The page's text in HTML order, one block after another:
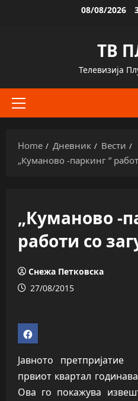
08/08/2026
ТВ
Телевизија
Primary
Home Дневник
Вести
„Куманово -паркинг “
„Куманово -
работи со
Снежа Петковска
27/08/2015
Јавното
првиот квартал
Ова го покажува